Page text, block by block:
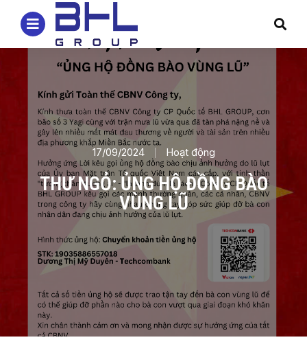
17/09/2024 Hoạt động
THƯ NGỎ: ỦNG HỘ ĐỒNG BÀO
VÙNG LŨ